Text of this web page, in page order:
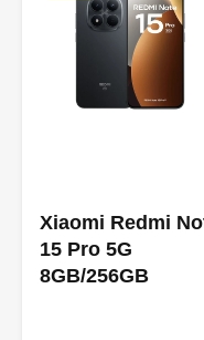
Xiaomi Redmi
15 Pro 5G
8GB/256GB